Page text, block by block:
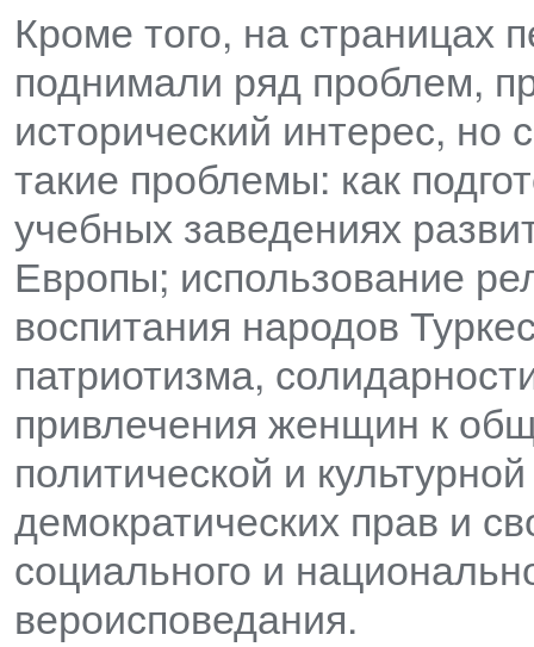
Кроме того, на страницах
поднимали ряд проблем,
исторический интерес, но
такие проблемы: как
учебных заведениях
Европы; использование
воспитания народов
патриотизма,
привлечения женщин к
политической и
демократических прав и
социального и
вероисповедания.